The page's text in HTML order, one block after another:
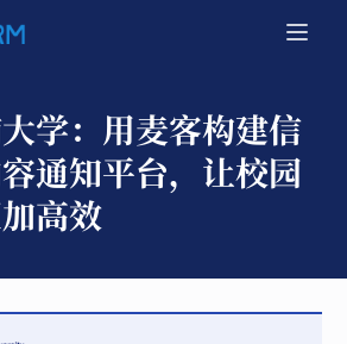
学： 用麦客构建信
通知平台，让校园
高效